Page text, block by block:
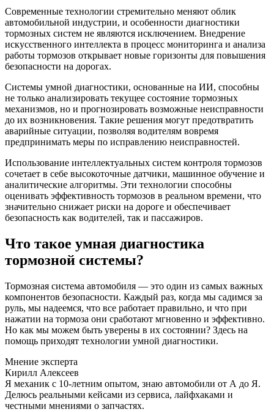
Современные технологии стремительно меняют облик
автомобильной индустрии, и особенности диагностики
тормозных систем не являются исключением. Внедрение
искусственного интеллекта в процесс мониторинга и анализа
работы тормозов открывает новые горизонты для повышения
безопасности на дорогах.
Системы умной диагностики, основанные на ИИ, способны
не только анализировать текущее состояние тормозных
механизмов, но и прогнозировать возможные неисправности
до их возникновения. Такие решения могут предотвратить
аварийные ситуации, позволяя водителям вовремя
предпринимать меры по исправлению неисправностей.
Использование интеллектуальных систем контроля тормозов
сочетает в себе высокоточные датчики, машинное обучение и
аналитические алгоритмы. Эти технологии способны
оценивать эффективность тормозов в реальном времени, что
значительно снижает риски на дороге и обеспечивает
безопасность как водителей, так и пассажиров.
Что такое умная диагностика
тормозной системы?
Тормозная система автомобиля — это один из самых важных
компонентов безопасности. Каждый раз, когда мы садимся за
руль, мы надеемся, что все работает правильно, и что при
нажатии на тормоза они сработают мгновенно и эффективно.
Но как мы можем быть уверены в их состоянии? Здесь на
помощь приходят технологии умной диагностики.
Мнение эксперта
Кирилл Алексеев
Я механик с 10-летним опытом, знаю автомобили от А до Я.
Делюсь реальными кейсами из сервиса, лайфхаками и
честными мнениями о запчастях.